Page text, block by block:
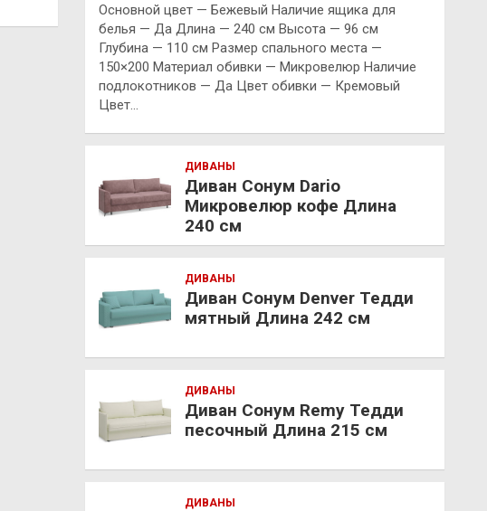
Основной цвет — Бежевый Наличие ящика для
белья — Да Длина — 240 см Высота — 96 см
Глубина — 110 см Размер спального места —
150×200 Материал обивки — Микровелюр Наличие
подлокотников — Да Цвет обивки — Кремовый
Цвет…
ДИВАНЫ
Диван Сонум Dario
Микровелюр кофе Длина
240 см
ДИВАНЫ
Диван Сонум Denver Тедди
мятный Длина 242 см
ДИВАНЫ
Диван Сонум Remy Тедди
песочный Длина 215 см
ДИВАНЫ